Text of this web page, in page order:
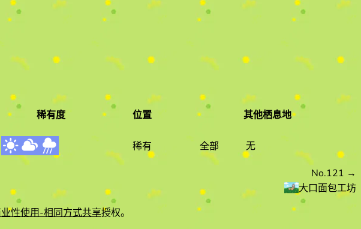
稀有度 位置
其他栖息地
天气
稀有 全部 无
No.121 →
大口面包工坊
性使用-相同方式共享授权。